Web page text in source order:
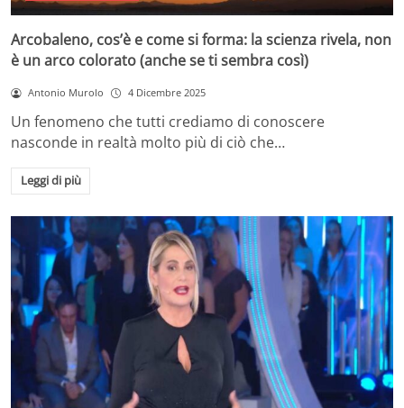
Arcobaleno, cos’è e come si forma: la scienza rivela, non
è un arco colorato (anche se ti sembra così)
Antonio Murolo 4 Dicembre 2025
Un fenomeno che tutti crediamo di conoscere
nasconde in realtà molto più di ciò che…
Leggi di più